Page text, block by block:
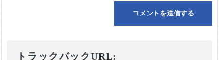
トラックバックURL: